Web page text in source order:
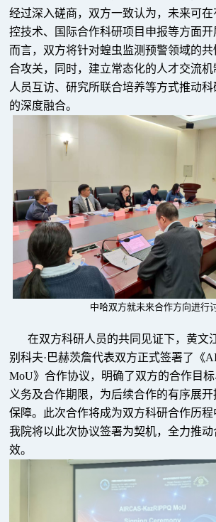
经过深入磋商，双方一致认为，未来可
控技术、国际合作科研项目申报等方面
而言，双方将针对蝗虫监测预警领域的
合攻关，同时，建立常态化的人才交流
人员互访、研究所联合培养等方式推动
的深度融合。
中哈双方就未来合作方向进行
在双方科研人员的共同见证下，黄文
别科夫·巴赫茨詹代表双方正式签署了《
MoU》合作协议，明确了双方的合作目
义务及合作期限，为后续合作的有序展
保障。此次合作将成为双方科研合作历程
我院将以此次协议签署为契机，全力推
效。